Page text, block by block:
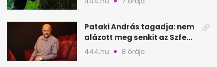
Pataki András tagadja: nem
alázott meg senkit az Szfe
felvételijén
444.hu 8 órája